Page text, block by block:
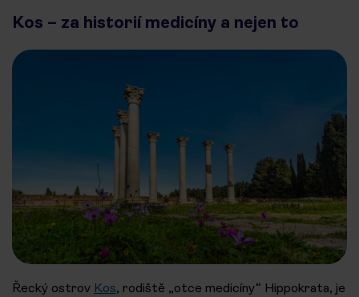
Kos – za historií medicíny a nejen to
Řecký ostrov Kos, rodiště „otce medicíny“ Hippokrata, je